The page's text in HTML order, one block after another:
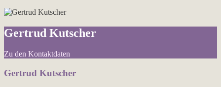
Gertrud Kutscher
Zu den Kontaktdaten
Gertrud Kutscher